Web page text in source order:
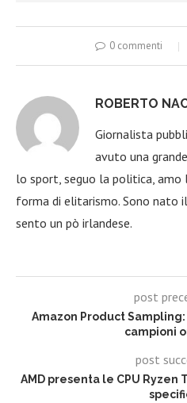
0 commenti
ROBERTO
Giornalista
avuto una
lo sport, seguo la politica, amo
forma di elitarismo. Sono nato
sento un pò irlandese.
post
Amazon Product
campioni
post
AMD presenta le CPU Ryzen